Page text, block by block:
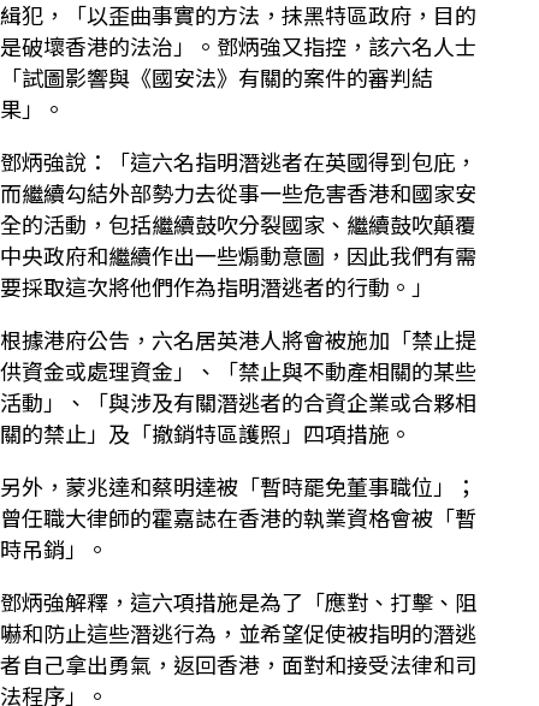
緝犯，「以歪曲事實的方法，抹黑特區政府，目的
是破壞香港的法治」。鄧炳強又指控，該六名人士
「試圖影響與《國安法》有關的案件的審判結
果」。
鄧炳強說：「這六名指明潛逃者在英國得到包庇，
而繼續勾結外部勢力去從事一些危害香港和國家安
全的活動，包括繼續鼓吹分裂國家、繼續鼓吹顛覆
中央政府和繼續作出一些煽動意圖，因此我們有需
要採取這次將他們作為指明潛逃者的行動。」
根據港府公告，六名居英港人將會被施加「禁止提
供資金或處理資金」、「禁止與不動產相關的某些
活動」、「與涉及有關潛逃者的合資企業或合夥相
關的禁止」及「撤銷特區護照」四項措施。
另外，蒙兆達和蔡明達被「暫時罷免董事職位」；
曾任職大律師的霍嘉誌在香港的執業資格會被「暫
時吊銷」。
鄧炳強解釋，這六項措施是為了「應對、打擊、阻
嚇和防止這些潛逃行為，並希望促使被指明的潛逃
者自己拿出勇氣，返回香港，面對和接受法律和司
法程序」。